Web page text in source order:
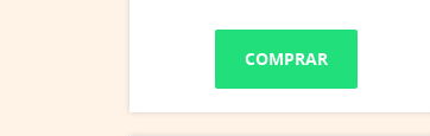
COMPRAR